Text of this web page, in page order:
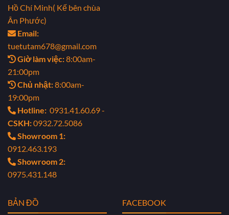
Hồ Chí Minh( Kế bên chùa
Ân Phước)
Email:
tuetutam678@gmail.com
Giờ làm việc:8:00am-
21:00pm
Chủ nhật:8:00am-
19:00pm
Hotline: 0931.41.60.69 -
CSKH:0932.72.5086
Showroom 1:
0912.463.193
Showroom 2:
0975.431.148
BẢN ĐỒ FACEBOOK